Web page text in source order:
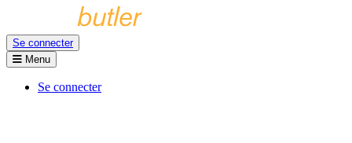
Se connecter
Menu
Se connecter